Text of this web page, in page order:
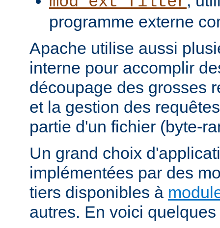
programme externe
Apache utilise aussi
interne pour accomplir
découpage des grosses
et la gestion des
partie d'un fichier (byte-
Un grand choix
implémentées par des
tiers disponibles à
autres. En voici